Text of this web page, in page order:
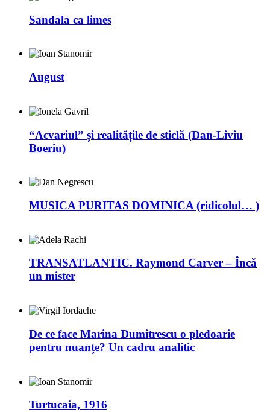
Sandala ca limes
August
“Acvariul” și realitățile de sticlă (Dan-Liviu
Boeriu)
MUSICA PURITAS DOMINICA (ridicolul… )
TRANSATLANTIC. Raymond Carver – Încă
un mister
De ce face Marina Dumitrescu o pledoarie
pentru nuanțe? Un cadru analitic
Turtucaia, 1916